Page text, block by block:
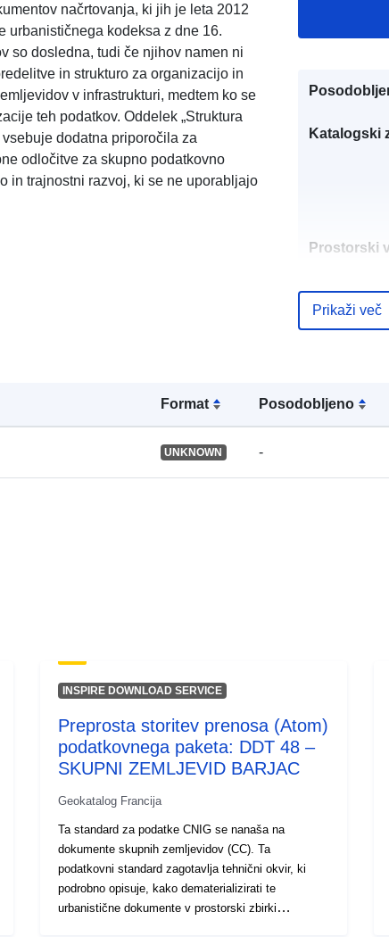
načrtovanja, ki jih je leta 2012
urbanističnega kodeksa z dne 16.
so dosledna, tudi če njihov namen ni
in strukturo za organizacijo in
v infrastrukturi, medtem ko se
teh podatkov. Oddelek „Struktura
dodatna priporočila za
odločitve za skupno podatkovno
in trajnostni razvoj, ki se ne uporabljajo
Format Posodobljeno
UNKNOWN -
Katalogski
Prostorski
Prikaži več
INSPIRE DOWNLOAD SERVICE
Preprosta storitev prenosa (Atom)
podatkovnega paketa: DDT 48 –
SKUPNI ZEMLJEVID BARJAC
Geokatalog Francija
Ta standard za podatke CNIG se nanaša na
dokumente skupnih zemljevidov (CC). Ta
podatkovni standard zagotavlja tehnični okvir, ki
podrobno opisuje, kako dematerializirati te
urbanistične dokumente v prostorski zbirki